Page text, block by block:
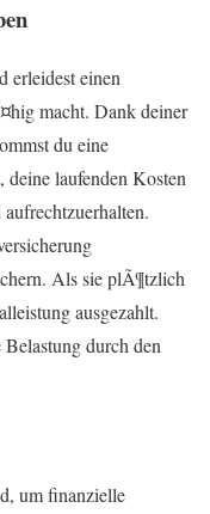
erleidest einen
macht. Dank deiner
du eine
laufenden Kosten
Als sie plÃ¶tzlich
ausgezahlt.
durch den
um finanzielle